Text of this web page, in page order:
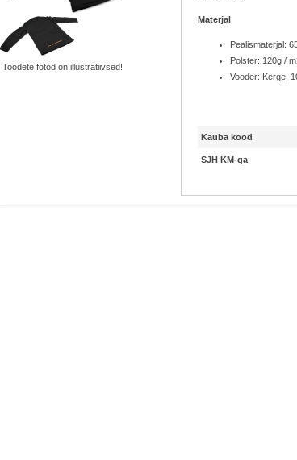
Toodete fotod on illustratiivsed!
Materjal
Pealismaterjal:
Polster: 120g /
Vooder: Kerge,
Kauba kood
SJH KM-ga